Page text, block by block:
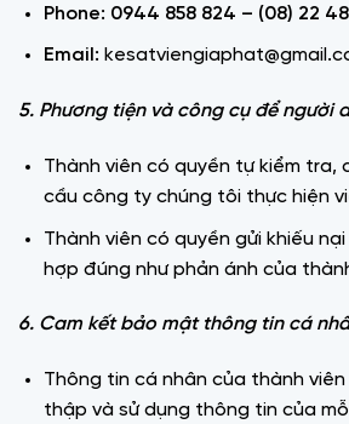
Phone: 0944 858 824 – (08) 22
Email:
5. Phương tiện và công cụ để người
Thành viên có quyền tự kiểm
cầu công ty chúng tôi thực hiện
Thành viên có quyền gửi khiếu
hợp đúng như phản ánh của
6. Cam kết bảo mật thông tin cá
Thông tin cá nhân của thành
thập và sử dụng thông tin của